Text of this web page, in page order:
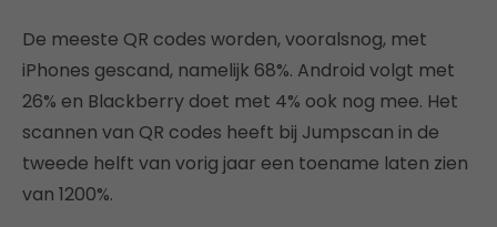
De meeste QR codes worden, vooralsnog, met
iPhones gescand, namelijk 68%. Android volgt met
26% en Blackberry doet met 4% ook nog mee. Het
scannen van QR codes heeft bij Jumpscan in de
tweede helft van vorig jaar een toename laten zien
van 1200%.